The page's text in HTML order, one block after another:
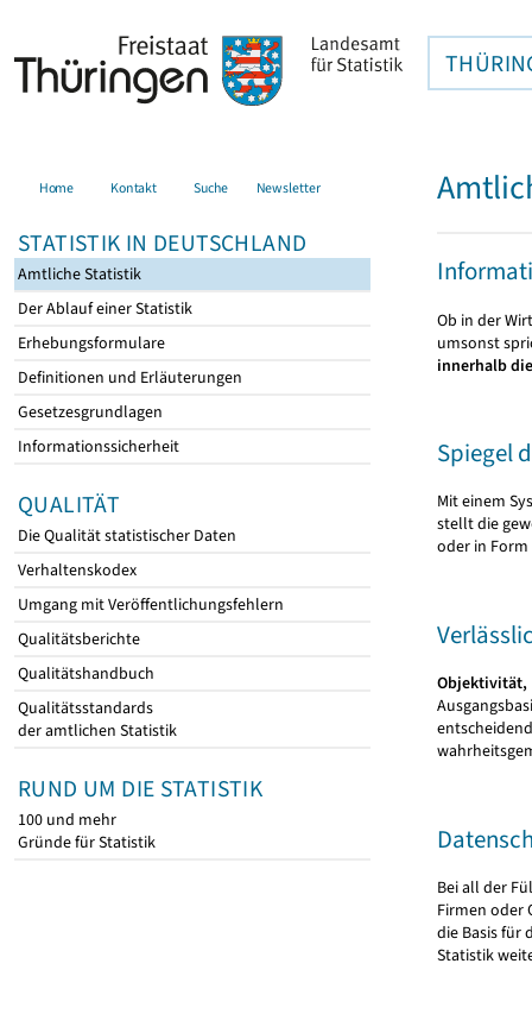
Home Kontakt Suche Newsletter
STATISTIK IN DEUTSCHLAND
Amtliche Statistik
Der Ablauf einer Statistik
Erhebungsformulare
Definitionen und Erläuterungen
Gesetzesgrundlagen
Informationssicherheit
QUALITÄT
Die Qualität statistischer Daten
Verhaltenskodex
Umgang mit Veröffentlichungsfehlern
Qualitätsberichte
Qualitätshandbuch
Qualitätsstandards
der amtlichen Statistik
RUND UM DIE STATISTIK
100 und mehr
Gründe für Statistik
Ob in der
umsonst
innerhalb
Spiegel
Mit einem
stellt die
oder in
Objektivität,
Bei all der
Firmen oder
die Basis für
Statistik